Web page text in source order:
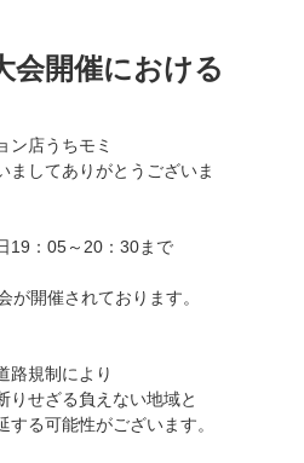
会開催における
ン店うちモミ
ましてありがとうございま
19：05～20：30まで
が開催されております。
路規制により
りせざる負えない地域と
する可能性がございます。